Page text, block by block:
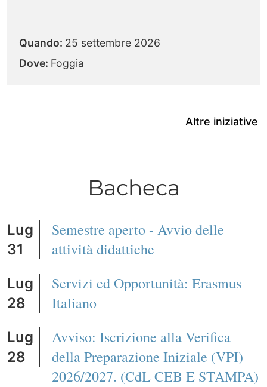
Quando: 25 settembre 2026
Dove: Foggia
Altre iniziative
Bacheca
Lug
31
Semestre aperto - Avvio delle
attività didattiche
Lug
28
Servizi ed Opportunità: Erasmus
Italiano
Lug
28
Avviso: Iscrizione alla Verifica
della Preparazione Iniziale (VPI)
2026/2027. (CdL CEB E STAMPA)